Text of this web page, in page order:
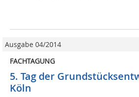
Ausgabe 04/2014
FACHTAGUNG
5. Tag der
Köln